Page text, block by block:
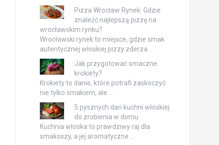
Pizza Wrocław Rynek: Gdzie
znaleźć najlepszą pizzę na
wrocławskim rynku?
Wrocławski rynek to miejsce, gdzie smak
autentycznej włoskiej pizzy zderza …
Jak przygotować smaczne
krokiety?
Krokiety to danie, które potrafi zaskoczyć
nie tylko smakiem, ale …
5 pysznych dań kuchni włoskiej
do zrobienia w domu
Kuchnia włoska to prawdziwy raj dla
smakoszy, a jej aromatyczne …